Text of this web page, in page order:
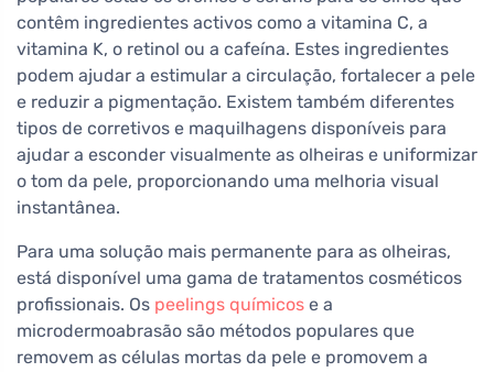
contêm ingredientes activos como a vitamina C, a
vitamina K, o retinol ou a cafeína. Estes ingredientes
podem ajudar a estimular a circulação, fortalecer a pele
e reduzir a pigmentação. Existem também diferentes
tipos de corretivos e maquilhagens disponíveis para
ajudar a esconder visualmente as olheiras e uniformizar
o tom da pele, proporcionando uma melhoria visual
instantânea.
Para uma solução mais permanente para as olheiras,
está disponível uma gama de tratamentos cosméticos
profissionais. Os peelings químicos e a
microdermoabrasão são métodos populares que
removem as células mortas da pele e promovem a